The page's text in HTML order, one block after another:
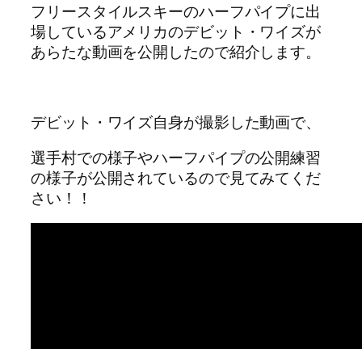
フリースタイルスキーのハーフパイプに出
場しているアメリカのデビット・ワイズが
あらたな動画を公開したので紹介します。
デビット・ワイズ自身が撮影した動画で、
選手村での様子やハーフパイプの公開練習
の様子が公開されているので見てみてくだ
さい！！